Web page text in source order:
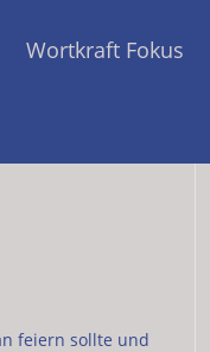
Wortkraft Fokus
feiern sollte und